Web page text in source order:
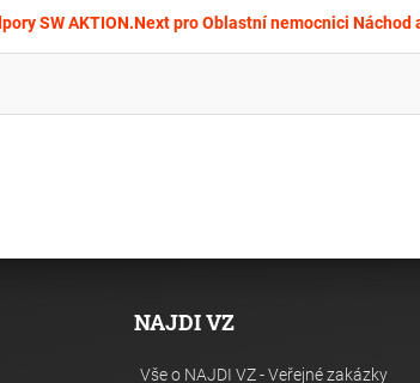
SW AKTION.Next pro Oblastní nemocnici Náchod
NAJDI VZ
Vše o NAJDI VZ - Veřejné zakázky